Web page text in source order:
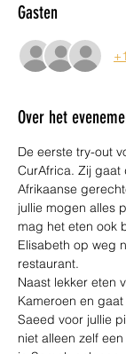
Gasten
Over het
De eerste try-out
CurAfrica. Zij gaat
Afrikaanse
jullie mogen alles
mag het eten ook
Elisabeth op weg
restaurant.
Naast lekker eten
Kameroen en
Saeed voor jullie
niet alleen zelf